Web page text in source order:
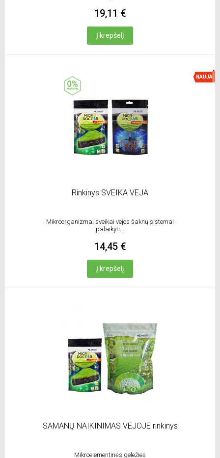
19,11 €
Į krepšelį
NAUJA
Rinkinys SVEIKA VEJA
Mikroorganizmai sveikai vejos šaknų sistemai
palaikyti...
14,45 €
Į krepšelį
SAMANŲ NAIKINIMAS VEJOJE rinkinys
Mikroelementinės geležies